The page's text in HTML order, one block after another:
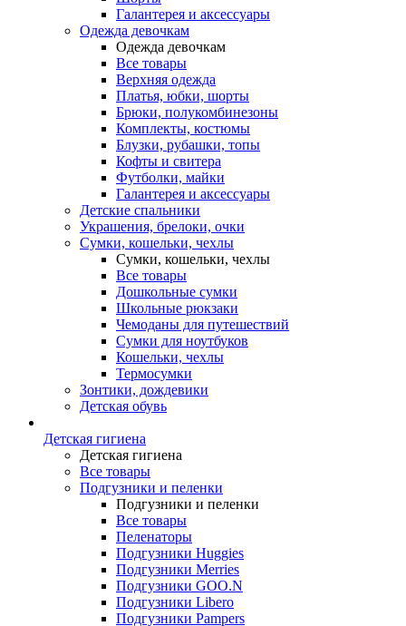
Галантерея и аксессуары
Одежда девочкам
Одежда девочкам
Все товары
Верхняя одежда
Платья, юбки, шорты
Брюки, полукомбинезоны
Комплекты, костюмы
Блузки, рубашки, топы
Кофты и свитера
Футболки, майки
Галантерея и аксессуары
Детские спальники
Украшения, брелоки, очки
Сумки, кошельки, чехлы
Сумки, кошельки, чехлы
Все товары
Дошкольные сумки
Школьные рюкзаки
Чемоданы для путешествий
Сумки для ноутбуков
Кошельки, чехлы
Термосумки
Зонтики, дождевики
Детская обувь
Детская гигиена
Детская гигиена
Все товары
Подгузники и пеленки
Подгузники и пеленки
Все товары
Пеленаторы
Подгузники Huggies
Подгузники Merries
Подгузники GOO.N
Подгузники Libero
Подгузники Pampers